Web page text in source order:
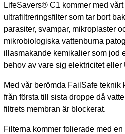
LifeSavers® C1 kommer med
ultrafiltreringsfilter som tar bort
parasiter, svampar, mikroplaster
mikrobiologiska vattenburna
illasmakande kemikalier som jod
behov av vare sig elektricitet eller
Med vår berömda FailSafe teknik
från första till sista droppe då
filtrets membran är blockerat.
Filterna kommer folierade med